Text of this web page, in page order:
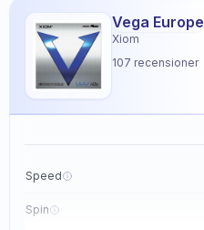
Vega Europe
Xiom
107 recensioner
Speed
Spin